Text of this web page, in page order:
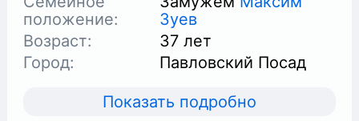
положение:
Зуев
Возраст:
37 лет
Город:
Павловский Посад
Показать подробно